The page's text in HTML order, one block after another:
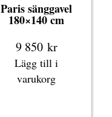
Paris sänggavel
180×140 cm
9 850 kr
Lägg till i
varukorg